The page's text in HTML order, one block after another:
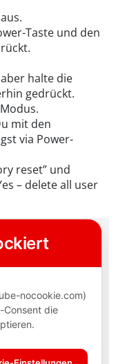
Taste und den
halte die
gedrückt.
mit den
via Power-
reset” und
– delete all user